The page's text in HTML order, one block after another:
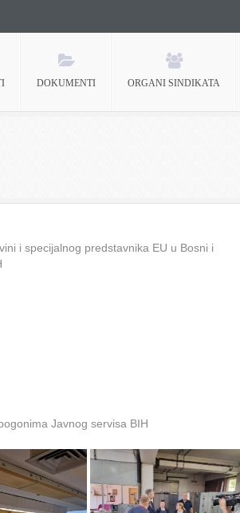
DOKUMENTI ORGANI SINDIKATA
i specijalnog predstavnika EU u Bosni i
Javnog servisa BIH